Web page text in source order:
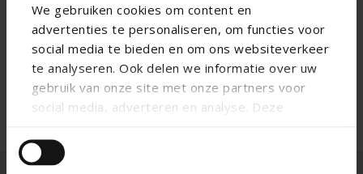
We gebruiken cookies om content en
advertenties te personaliseren, om functies voor
social media te bieden en om ons websiteverkeer
te analyseren. Ook delen we informatie over uw
gebruik van onze site met onze partners voor
social media, adverteren en analyse. Deze
andere informatie die u aan ze heeft verstrekt of
die ze hebben verzameld op basis van uw gebruik
Merci de votre
demande